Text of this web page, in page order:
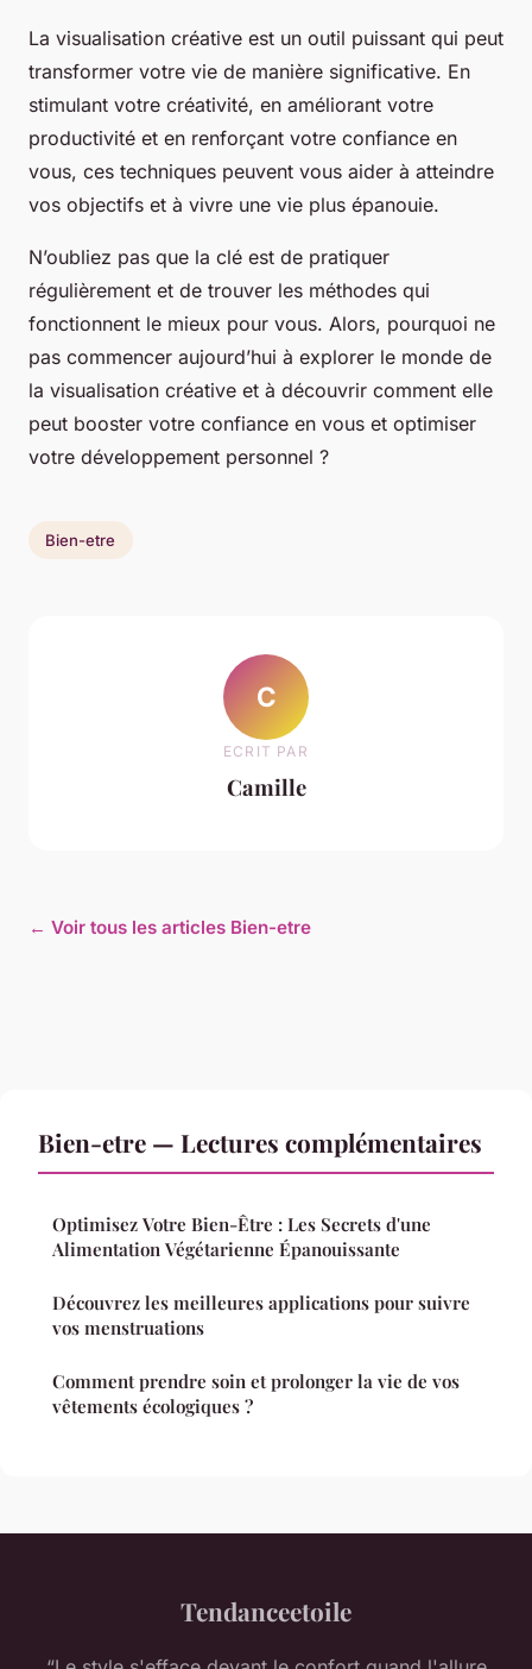
La visualisation créative est un outil puissant qui peut
transformer votre vie de manière significative. En
stimulant votre créativité, en améliorant votre
productivité et en renforçant votre confiance en
vous, ces techniques peuvent vous aider à atteindre
vos objectifs et à vivre une vie plus épanouie.
N’oubliez pas que la clé est de pratiquer
régulièrement et de trouver les méthodes qui
fonctionnent le mieux pour vous. Alors, pourquoi ne
pas commencer aujourd’hui à explorer le monde de
la visualisation créative et à découvrir comment elle
peut booster votre confiance en vous et optimiser
votre développement personnel ?
Bien-etre
C
ECRIT PAR
Camille
← Voir tous les articles Bien-etre
Bien-etre — Lectures complémentaires
Optimisez Votre Bien-Être : Les Secrets d'une
Alimentation Végétarienne Épanouissante
Découvrez les meilleures applications pour suivre
vos menstruations
Comment prendre soin et prolonger la vie de vos
vêtements écologiques ?
Tendanceetoile